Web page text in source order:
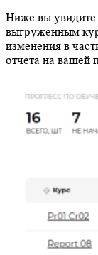
Ниже вы
выгруженным
изменения в
отчета на вашей